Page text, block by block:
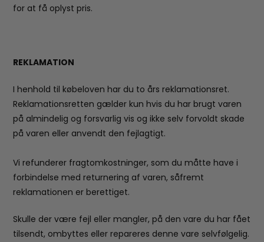
for at få oplyst pris.
REKLAMATION
I henhold til købeloven har du to års reklamationsret.
Reklamationsretten gælder kun hvis du har brugt varen
på almindelig og forsvarlig vis og ikke selv forvoldt skade
på varen eller anvendt den fejlagtigt.
Vi refunderer fragtomkostninger, som du måtte have i
forbindelse med returnering af varen, såfremt
reklamationen er berettiget.
Skulle der være fejl eller mangler, på den vare du har fået
tilsendt, ombyttes eller repareres denne vare selvfølgelig.